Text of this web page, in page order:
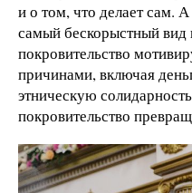
и о том, что делает сам.
самый бескорыстный вид
покровительство
причинами, включая
этническую
покровительство